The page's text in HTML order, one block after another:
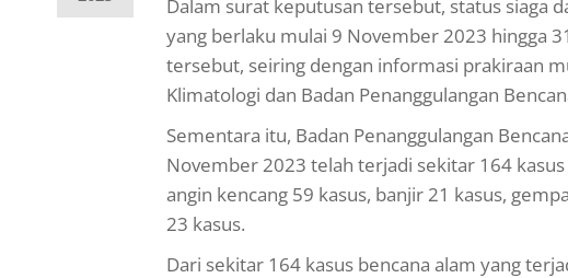
Dalam surat keputusan tersebut, status siaga
yang berlaku mulai 9 November 2023 hingga
tersebut, seiring dengan informasi prakiraan
Klimatologi dan Badan Penanggulangan
Sementara itu, Badan Penanggulangan
November 2023 telah terjadi sekitar 164
angin kencang 59 kasus, banjir 21 kasus,
23 kasus.
Dari sekitar 164 kasus bencana alam yang